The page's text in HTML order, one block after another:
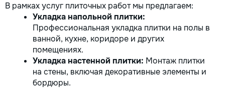
В рамках услуг плиточных работ мы предлагаем:
Укладка напольной плитки:
Профессиональная укладка плитки на полы в
ванной, кухне, коридоре и других
помещениях.
Укладка настенной плитки: Монтаж плитки
на стены, включая декоративные элементы и
бордюры.